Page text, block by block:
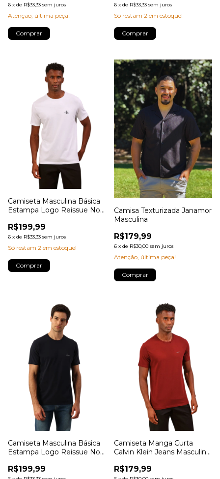
6 x de R$33,33 sem juros
Atenção, última peça!
Comprar
6 x de R$33,33 sem juros
Só restam 2 em estoque!
Comprar
Camiseta Masculina Básica
Estampa Logo Reissue No
R$199,99
6 x de R$33,33 sem juros
Só restam 2 em estoque!
Comprar
Camisa Texturizada Janamor
Masculina
R$179,99
6 x de R$30,00 sem juros
Atenção, última peça!
Comprar
Camiseta Masculina Básica
Estampa Logo Reissue No
R$199,99
Camiseta Manga Curta
Calvin Klein Jeans Masculino
R$179,99